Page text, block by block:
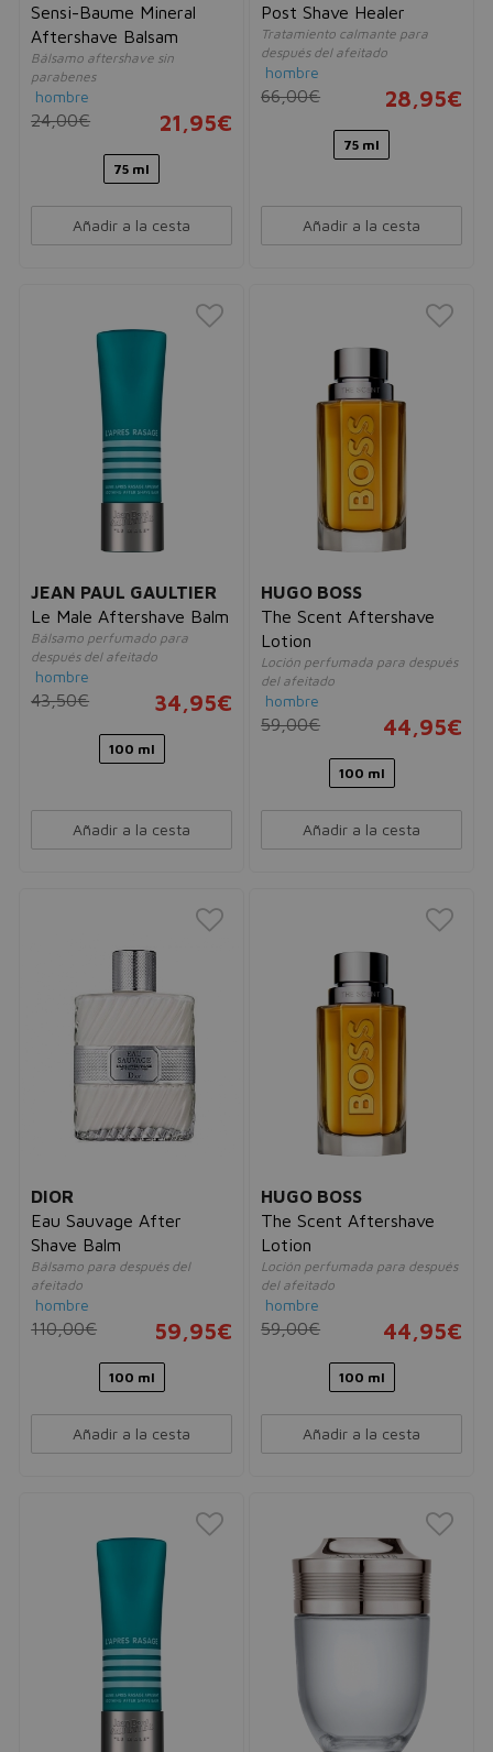
Sensi-Baume Mineral
Aftershave Balsam
Bálsamo aftershave sin
parabenes
hombre
24,00€ 21,95€
75 ml
Añadir a la cesta
Post Shave Healer
Tratamiento calmante para
después del afeitado
hombre
66,00€ 28,95€
75 ml
Añadir a la cesta
JEAN PAUL GAULTIER
Le Male Aftershave Balm
Bálsamo perfumado para
después del afeitado
hombre
43,50€ 34,95€
100 ml
Añadir a la cesta
HUGO BOSS
The Scent Aftershave
Lotion
Loción perfumada para después
del afeitado
hombre
59,00€ 44,95€
100 ml
Añadir a la cesta
DIOR
Eau Sauvage After
Shave Balm
Bálsamo para después del
afeitado
hombre
110,00€ 59,95€
100 ml
Añadir a la cesta
HUGO BOSS
The Scent Aftershave
Lotion
Loción perfumada para después
del afeitado
hombre
59,00€ 44,95€
100 ml
Añadir a la cesta